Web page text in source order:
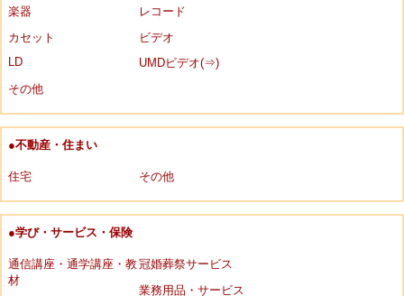
楽器
レコード
カセット
ビデオ
LD
UMDビデオ(⇒)
その他
●不動産・住まい
住宅 その他
●学び・サービス・保険
通信講座・通学講座・教
材
冠婚葬祭サービス
業務用品・サービス